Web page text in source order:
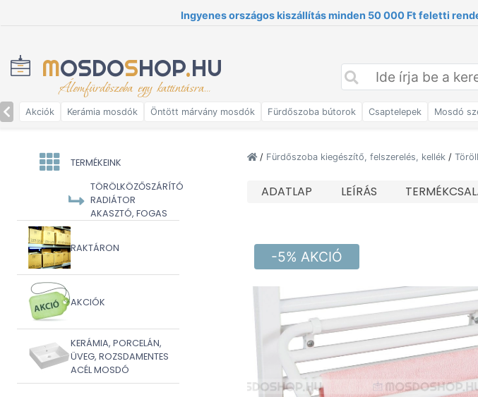
Ingyenes országos kiszállítás minden 50 000 Ft feletti
MOSDOSHOP.HU
Álomfürdőszoba egy kattintásra...
Akciók Kerámia mosdók Öntött márvány mosdók Fürdőszoba bútorok Csaptelepek Mosdó
TERMÉKEINK
TÖRÖLKÖZŐSZÁRÍTÓ
RADIÁTOR
AKASZTÓ, FOGAS
RAKTÁRON
AKCIÓK
KERÁMIA, PORCELÁN,
ÜVEG, ROZSDAMENTES
ACÉL MOSDÓ
/ Fürdőszoba kiegészítő, felszerelés, kellék /
ADATLAP LEÍRÁS
-5% AKCIÓ